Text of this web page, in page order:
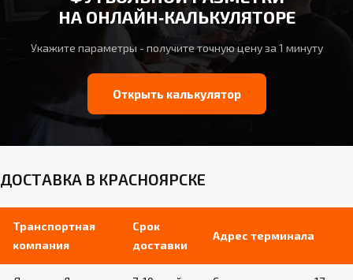
НА ОНЛАЙН‑КАЛЬКУЛЯТОРЕ
Укажите параметры - получите точную цену за 1 минуту
Открыть калькулятор
ДОСТАВКА В КРАСНОЯРСКЕ
Транспортная
компания
Срок
доставки
Адрес терминала